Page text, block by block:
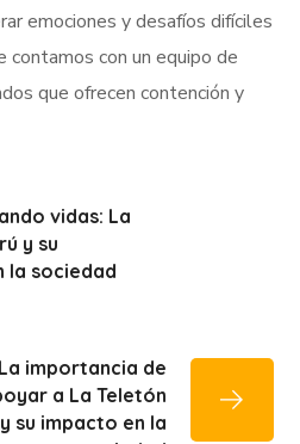
emociones y desafíos difíciles
con un equipo de
que ofrecen contención y
vidas: La
y su
la sociedad
La importancia de
a La Teletón
su impacto en la